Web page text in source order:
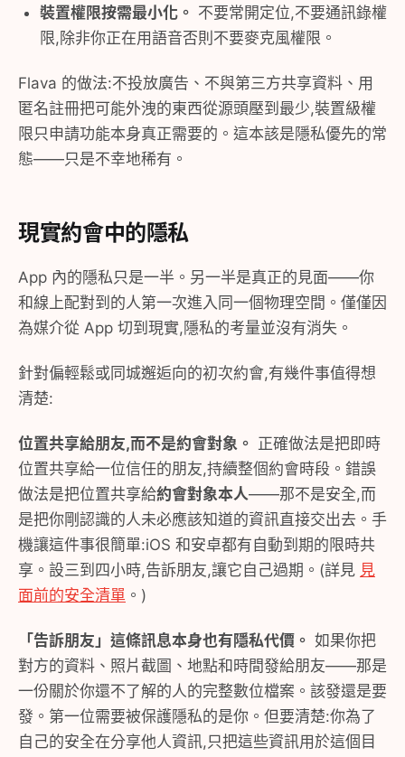
裝置權限按需最小化。 不要常開定位,不要通訊錄權
限,除非你正在用語音否則不要麥克風權限。
Flava 的做法:不投放廣告、不與第三方共享資料、用
匿名註冊把可能外洩的東西從源頭壓到最少,裝置級權
限只申請功能本身真正需要的。這本該是隱私優先的常
態——只是不幸地稀有。
現實約會中的隱私
App 內的隱私只是一半。另一半是真正的見面——你
和線上配對到的人第一次進入同一個物理空間。僅僅因
為媒介從 App 切到現實,隱私的考量並沒有消失。
針對偏輕鬆或同城邂逅向的初次約會,有幾件事值得想
清楚:
位置共享給朋友,而不是約會對象。 正確做法是把即時
位置共享給一位信任的朋友,持續整個約會時段。錯誤
做法是把位置共享給約會對象本人——那不是安全,而
是把你剛認識的人未必應該知道的資訊直接交出去。手
機讓這件事很簡單:iOS 和安卓都有自動到期的限時共
享。設三到四小時,告訴朋友,讓它自己過期。(詳見 見
面前的安全清單 。)
「告訴朋友」這條訊息本身也有隱私代價。 如果你把
對方的資料、照片截圖、地點和時間發給朋友——那是
一份關於你還不了解的人的完整數位檔案。該發還是要
發。第一位需要被保護隱私的是你。但要清楚:你為了
自己的安全在分享他人資訊,只把這些資訊用於這個目